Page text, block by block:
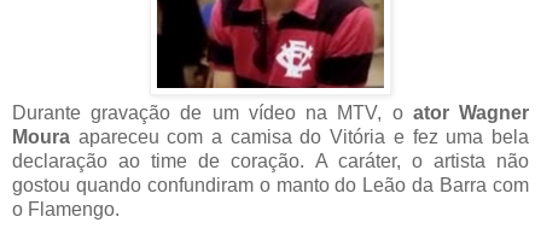
Durante gravação de um vídeo na MTV, o ator Wagner
Moura apareceu com a camisa do Vitória e fez uma bela
declaração ao time de coração. A caráter, o artista não
gostou quando confundiram o manto do Leão da Barra com
o Flamengo.